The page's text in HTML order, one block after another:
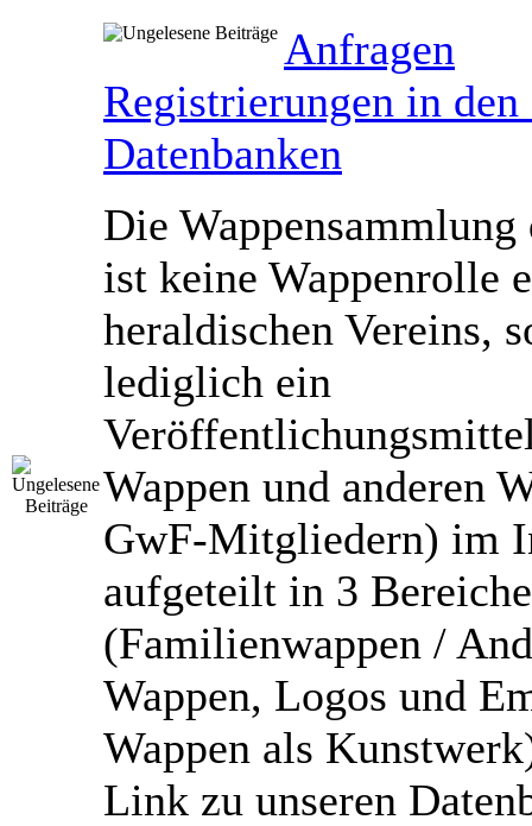
Anfragen
Registrierungen in
Datenbanken
Die
ist keine Wappenrolle
heraldischen Vereins,
lediglich ein
Wappen und anderen
GwF-Mitgliedern) im
aufgeteilt in 3 Bereiche
(Familienwappen /
Wappen, Logos und
Wappen als
Link zu unseren